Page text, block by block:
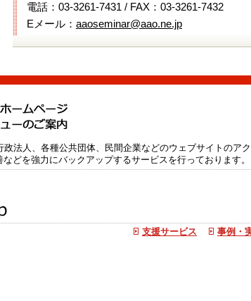
電話：03-3261-7431 / FAX：03-3261-7432
Eメール： aaoseminar@aao.ne.jp
法人、各種公共団体、民間企業などのウェブサイトのア
どを強力にバックアップするサービスを行っております。
支援サービス 事例・